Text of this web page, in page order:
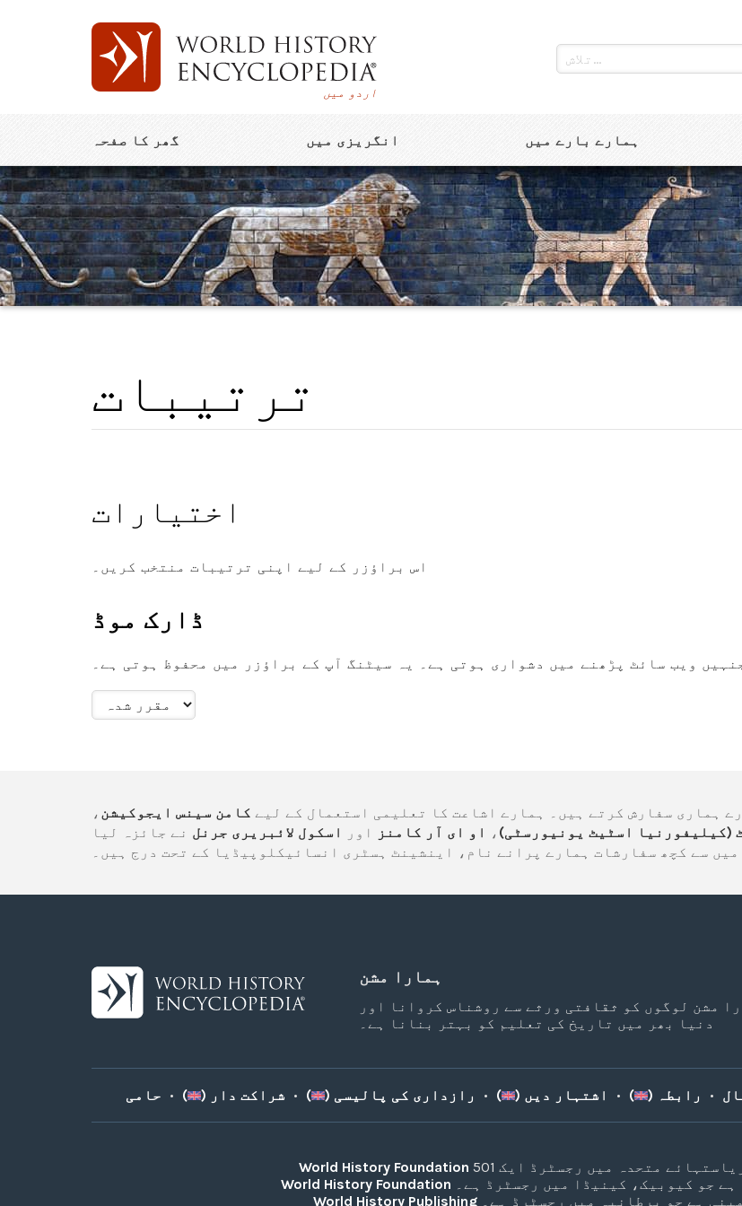
اردو میں
گھر کا صفحہ انگریزی میں ہمارے بارے میں
ترتیبات
اختیارات
اس براؤزر کے لیے اپنی ترتیبات منتخب کریں۔
ڈارک موڈ
ویب سائٹ پڑھنے میں دشواری ہوتی ہے۔ یہ سیٹنگ آپ کے براؤزر میں محفوظ ہوتی ہے۔
ہماری سفارش کرتے ہیں۔ ہمارے اشاعت کا تعلیمی استعمال کے لیے کامن سینس ایجوکیشن ،
(کیلیفورنیا اسٹیٹ یونیورسٹی) ، او ای آر کامنز اور اسکول لائبریری جرنل نے جائزہ لیا
سے کچھ سفارشات ہمارے پرانے نام، اینشینٹ ہسٹری انسائیکلوپیڈیا کے تحت درج ہیں۔
ہمارا مشن
مشن لوگوں کو ثقافتی ورثے سے روشناس کروانا اور
دنیا بھر میں تاریخ کی تعلیم کو بہتر بنانا ہے۔
• رابطہ ( )
• اشتہار دیں ( )
• رازداری کی پالیسی ( )
• شراکت دار ( )
•
World History Foundation
World History Foundation
جو کیوبیک، کینیڈا میں رجسٹرڈ ہے۔
World History Publishing
ہے جو برطانیہ میں رجسٹرڈ ہے۔